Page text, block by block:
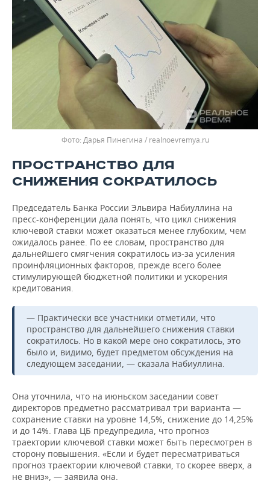
Дарья Пинегина / realnoevremya.ru
ПРОСТРАНСТВО ДЛЯ
СНИЖЕНИЯ СОКРАТИЛОСЬ
Председатель Банка России Эльвира Набиуллина на
пресс-конференции дала понять, что цикл снижения
ключевой ставки может оказаться менее глубоким, чем
ожидалось ранее. По ее словам, пространство для
дальнейшего смягчения сократилось из-за усиления
проинфляционных факторов, прежде всего более
стимулирующей бюджетной политики и ускорения
кредитования.
— Практически все участники отметили, что
пространство для дальнейшего снижения ставки
сократилось. Но в какой мере оно сократилось, это
было и, видимо, будет предметом обсуждения на
следующем заседании, — сказала Набиуллина.
Она уточнила, что на июньском заседании совет
директоров предметно рассматривал три варианта —
сохранение ставки на уровне 14,5%, снижение до 14,25%
и до 14%. Глава ЦБ предупредила, что прогноз
траектории ключевой ставки может быть пересмотрен в
сторону повышения. «Если и будет пересматриваться
прогноз траектории ключевой ставки, то скорее вверх, а
не вниз», — заявила она.